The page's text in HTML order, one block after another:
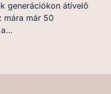
generációkon átívelő
mára már 50
a…